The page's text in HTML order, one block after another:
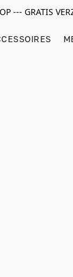
--- GRATIS